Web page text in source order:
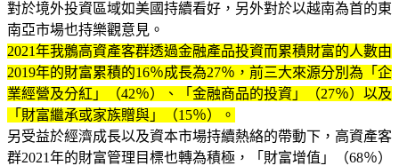
對於境外投資區域如美國持續看好，另外對於以越南為首的東
南亞市場也持樂觀意見。
2021年我鶻高資產客群透過金融產品投資而累積財富的人數由
2019年的財富累積的16％成長為27％，前三大來源分別為「企
業經營及分紅」（42％）、「金融商品的投資」（27％）以及
「財富繼承或家族贈與」（15％）。
另受益於經濟成長以及資本市場持續熱絡的帶動下，高資產客
群2021年的財富管理目標也轉為積極，「財富增值」（68％）